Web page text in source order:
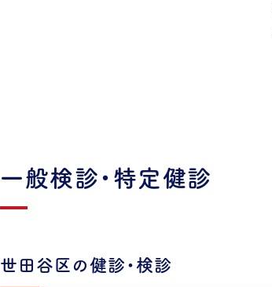
一般検診・特定健診
世田谷区の健診・検診